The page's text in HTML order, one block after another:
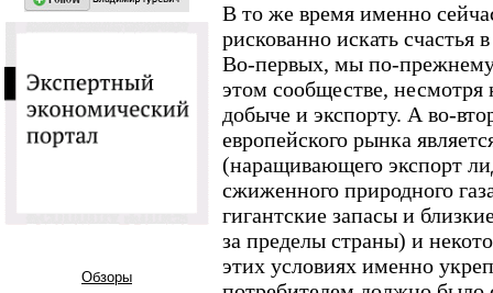
Обзоры
В то же время именно
рискованно искать счастья
Во-первых, мы по-
этом сообществе, несмотря
добыче и экспорту. А во-
европейского рынка
(наращивающего экспорт
сжиженного природного
гигантские запасы и
за пределы страны) и
этих условиях именно